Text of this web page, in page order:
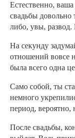
Естественно, ваша
свадьбы довольно
либо, увы, развод.
На секунду
отношений вовсе
была всего одна
Само собой, ты
немного
период, вероятно,
После свадьбы,